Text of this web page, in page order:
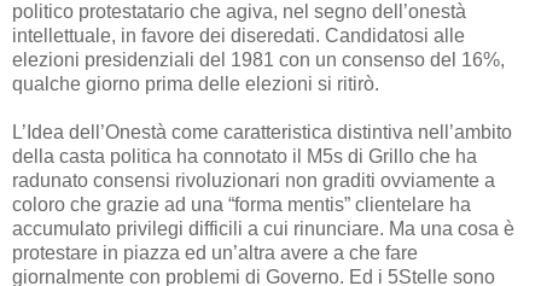
politico protestatario che agiva, nel segno dell’onestà
intellettuale, in favore dei diseredati. Candidatosi alle
elezioni presidenziali del 1981 con un consenso del 16%,
qualche giorno prima delle elezioni si ritirò.
L’Idea dell’Onestà come caratteristica distintiva nell’ambito
della casta politica ha connotato il M5s di Grillo che ha
radunato consensi rivoluzionari non graditi ovviamente a
coloro che grazie ad una “forma mentis” clientelare ha
accumulato privilegi difficili a cui rinunciare. Ma una cosa è
protestare in piazza ed un’altra avere a che fare
giornalmente con problemi di Governo. Ed i 5Stelle sono